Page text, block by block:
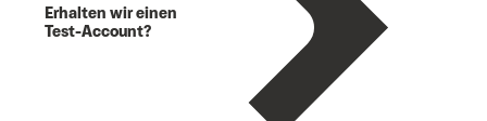
Erhalten wir einen
Test-Account?